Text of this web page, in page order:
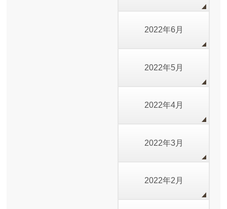
2022年6月
2022年5月
2022年4月
2022年3月
2022年2月